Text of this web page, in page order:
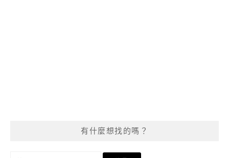
有什麼想找的嗎？